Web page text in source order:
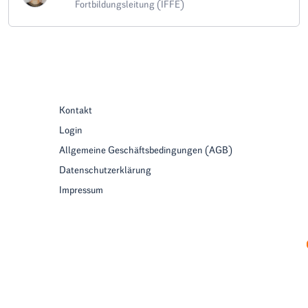
Fortbildungsleitung (IFFE)
Kontakt
Login
Allgemeine Geschäftsbedingungen (AGB)
Datenschutzerklärung
Impressum